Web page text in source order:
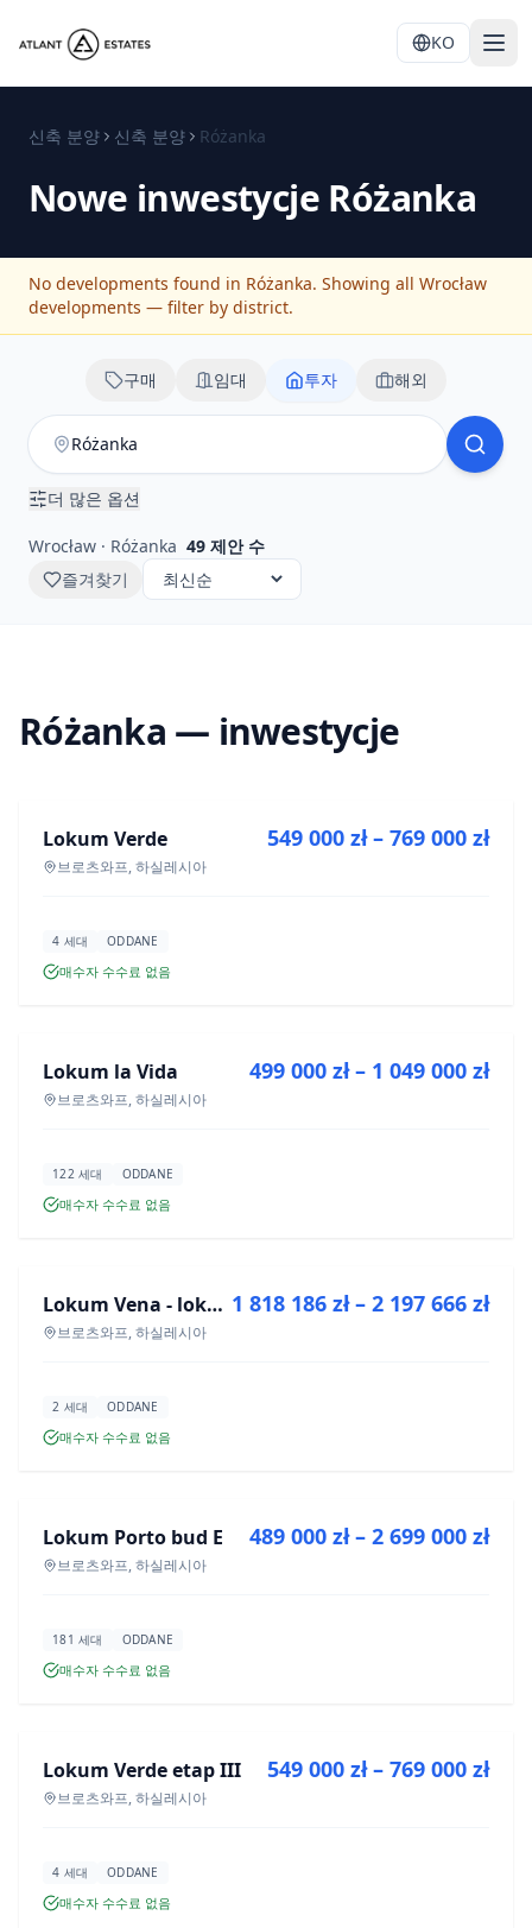
KO
신축 분양 신축 분양 Różanka
Nowe inwestycje Różanka
No developments found in Różanka. Showing all Wrocław
developments — filter by district.
구매 임대 투자 해외
더 많은 옵션
Wrocław · Różanka 49 제안 수
즐겨찾기
Różanka — inwestycje
신규 분양
Lokum Verde
브로츠와프, 하실레시아
549 000 zł – 769 000 zł
4 세대 ODDANE
매수자 수수료 없음
신규 분양
Lokum la Vida
브로츠와프, 하실레시아
499 000 zł – 1 049 000 zł
122 세대 ODDANE
매수자 수수료 없음
신규 분양 Lokum Vena - lokale użytkowe
브로츠와프, 하실레시아
1 818 186 zł – 2 197 666 zł
2 세대 ODDANE
매수자 수수료 없음
신규 분양
Lokum Porto bud E
브로츠와프, 하실레시아
489 000 zł – 2 699 000 zł
181 세대 ODDANE
매수자 수수료 없음
신규 분양
Lokum Verde etap III
브로츠와프, 하실레시아
549 000 zł – 769 000 zł
4 세대 ODDANE
매수자 수수료 없음